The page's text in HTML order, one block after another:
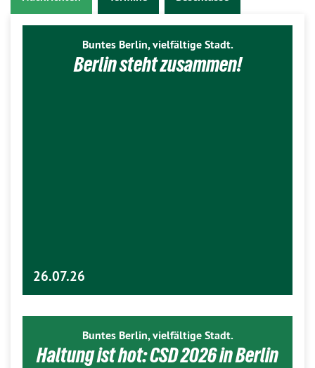
Buntes Berlin, vielfältige Stadt.
Berlin steht zusammen!
26.07.26
Buntes Berlin, vielfältige Stadt.
Haltung ist hot: CSD 2026 in Berlin